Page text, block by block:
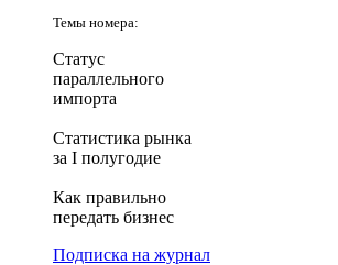
Темы номера:
Статус
параллельного
импорта
Статистика рынка
за I полугодие
Как правильно
передать бизнес
Подписка на журнал